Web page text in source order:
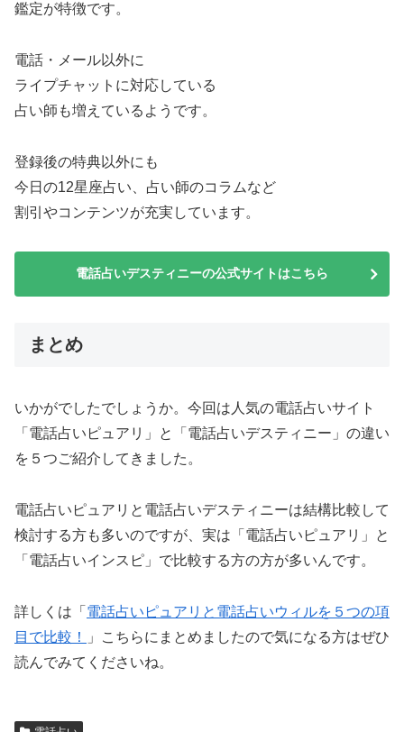
鑑定が特徴です。
電話・メール以外に
ライプチャットに対応している
占い師も増えているようです。
登録後の特典以外にも
今日の12星座占い、占い師のコラムなど
割引やコンテンツが充実しています。
電話占いデスティニーの公式サイトはこちら
まとめ
いかがでしたでしょうか。今回は人気の電話占いサイト
「電話占いピュアリ」と「電話占いデスティニー」の違い
を５つご紹介してきました。
電話占いピュアリと電話占いデスティニーは結構比較して
検討する方も多いのですが、実は「電話占いピュアリ」と
「電話占いインスピ」で比較する方の方が多いんです。
詳しくは「 電話占いピュアリと電話占いウィルを５つの項
目で比較！
」こちらにまとめましたので気になる方はぜひ
読んでみてくださいね。